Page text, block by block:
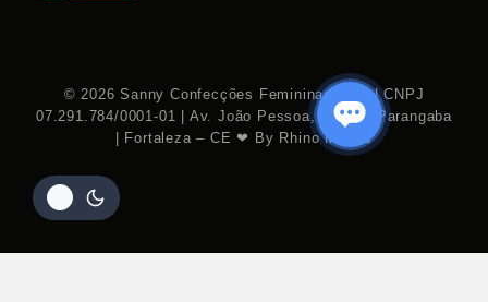
© 2026 Sanny Confecções Femininas S.A. | CNPJ
07.291.784/0001-01 | Av. João Pessoa, 7.111 – Parangaba
| Fortaleza – CE ❤ By Rhino Mídias